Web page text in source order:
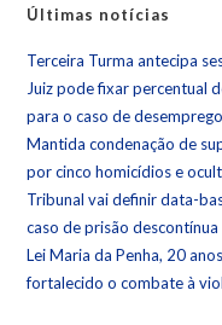
Últimas notícias
Terceira Turma antecipa
Juiz pode fixar percentual
para o caso de
Mantida condenação de
por cinco homicídios e
Tribunal vai definir data-
caso de prisão descontínua
Lei Maria da Penha, 20
fortalecido o combate à